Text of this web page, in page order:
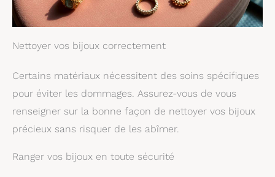
boucles d’oreilles femme
Halloween sont une idée
anniversaire, la Saint-
bijou Halloween gothique
affection et révéler un
charme unique.
Nettoyer vos bijoux correctement
Certains matériaux nécessitent des soins spécifiques
pour éviter les dommages. Assurez-vous de vous
renseigner sur la bonne façon de nettoyer vos bijoux
précieux sans risquer de les abîmer.
Ranger vos bijoux en toute sécurité